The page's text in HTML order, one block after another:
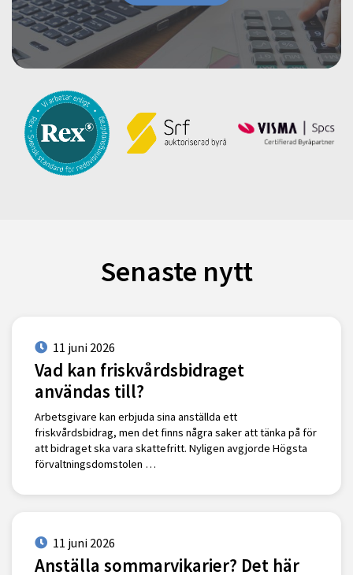
Senaste nytt
11 juni 2026
Vad kan friskvårdsbidraget
användas till?
Arbetsgivare kan erbjuda sina anställda ett
friskvårdsbidrag, men det finns några saker att tänka på för
att bidraget ska vara skattefritt. Nyligen avgjorde Högsta
förvaltningsdomstolen …
11 juni 2026
Anställa sommarvikarier? Det här